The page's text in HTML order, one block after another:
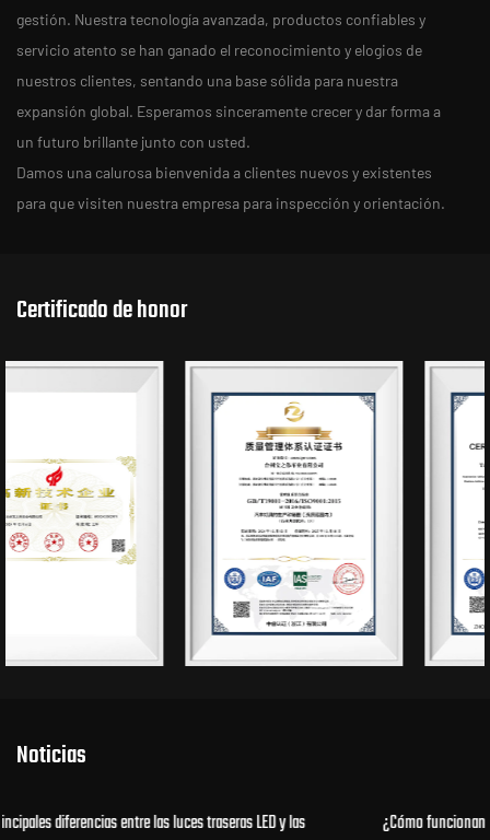
gestión. Nuestra tecnología avanzada, productos confiables y
servicio atento se han ganado el reconocimiento y elogios de
nuestros clientes, sentando una base sólida para nuestra
expansión global. Esperamos sinceramente crecer y dar forma a
un futuro brillante junto con usted.
Damos una calurosa bienvenida a clientes nuevos y existentes
para que visiten nuestra empresa para inspección y orientación.
Certificado de honor
Noticias
¿Cómo funcionan las luces traseras LED ahumadas durante la